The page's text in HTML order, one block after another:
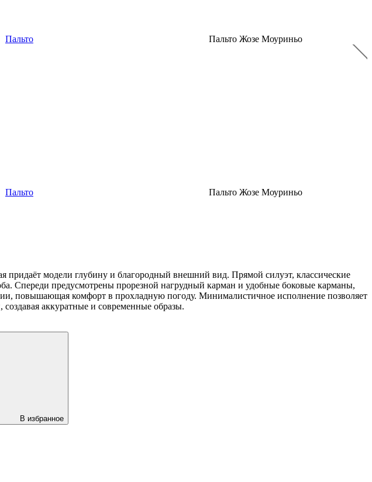
Пальто Пальто Жозе Моуриньо
Пальто Пальто Жозе Моуриньо
придаёт модели глубину и благородный внешний вид. Прямой силуэт, классические
Спереди предусмотрены прорезной нагрудный карман и удобные боковые карманы,
повышающая комфорт в прохладную погоду. Минималистичное исполнение позволяет
аккуратные и современные образы.
В избранное